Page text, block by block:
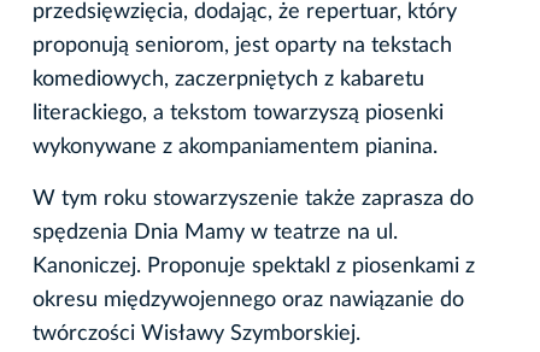
przedsięwzięcia, dodając, że repertuar, który
proponują seniorom, jest oparty na tekstach
komediowych, zaczerpniętych z kabaretu
literackiego, a tekstom towarzyszą piosenki
wykonywane z akompaniamentem pianina.
W tym roku stowarzyszenie także zaprasza do
spędzenia Dnia Mamy w teatrze na ul.
Kanoniczej. Proponuje spektakl z piosenkami z
okresu międzywojennego oraz nawiązanie do
twórczości Wisławy Szymborskiej.